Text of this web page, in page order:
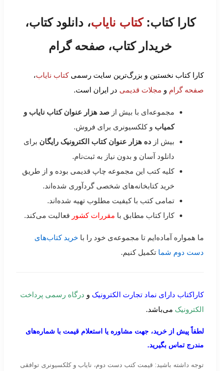
کارا کتاب:کتاب نایاب، دانلود کتاب،
خریدار کتاب، صفحه گرام
کارا کتاب نخستین و بزرگ‌ترین سایت رسمیکتاب نایاب،
صفحه گرام و مجلات قدیمی در ایران است.
مجموعه‌ای با بیش از صد هزار عنوان کتاب نایاب و
کمیاب و کلکسیونری برای فروش.
بیش از ده هزار عنوان کتاب الکترونیک رایگان برای
دانلود آسان و بدون نیاز به ثبت‌نام.
کلیه کتب این مجموعه چاپ قدیمی بوده و از طریق
خرید کتابخانه‌های شخصی گردآوری شده‌اند.
تمامی کتب با کیفیت مطلوب تهیه شده‌اند.
کارا کتاب مطابق با مقررات کشور فعالیت می‌کند.
ما همواره آماده‌ایم تا مجموعه‌ی خود را با خرید کتاب‌های
دست دوم شما تکمیل کنیم.
کاراکتاب دارای نماد تجارت الکترونیک و درگاه رسمی پرداخت
الکترونیک می‌باشد.
لطفاً پیش از خرید، جهت مشاوره یا استعلام قیمت با شماره‌های
مندرج تماس بگیرید.
توجه داشته باشید: قیمت کتب دست دوم، نایاب و کلکسیونری توافقی